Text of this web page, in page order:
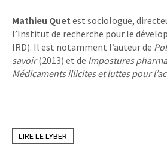
Mathieu Quet est sociologue,
l’Institut de recherche pour le
IRD). Il est notamment l’auteur de
savoir(2013) et de Impostures
Médicaments illicites et luttes pour
LIRE LE LYBER